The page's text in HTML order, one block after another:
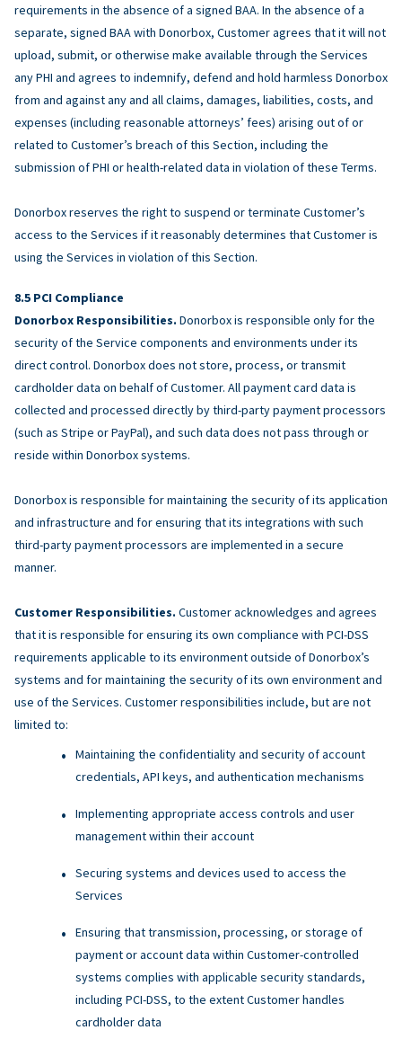
requirements in the absence of a signed BAA. In the absence of a
separate, signed BAA with Donorbox, Customer agrees that it will not
upload, submit, or otherwise make available through the Services
any PHI and agrees to indemnify, defend and hold harmless Donorbox
from and against any and all claims, damages, liabilities, costs, and
expenses (including reasonable attorneys’ fees) arising out of or
related to Customer’s breach of this Section, including the
submission of PHI or health-related data in violation of these Terms.
Donorbox reserves the right to suspend or terminate Customer’s
access to the Services if it reasonably determines that Customer is
using the Services in violation of this Section.
PCI Compliance
Donorbox Responsibilities. Donorbox is responsible only for the
security of the Service components and environments under its
direct control. Donorbox does not store, process, or transmit
cardholder data on behalf of Customer. All payment card data is
collected and processed directly by third-party payment processors
(such as Stripe or PayPal), and such data does not pass through or
reside within Donorbox systems.
Donorbox is responsible for maintaining the security of its application
and infrastructure and for ensuring that its integrations with such
third-party payment processors are implemented in a secure
manner.
Customer Responsibilities. Customer acknowledges and agrees
that it is responsible for ensuring its own compliance with PCI-DSS
requirements applicable to its environment outside of Donorbox’s
systems and for maintaining the security of its own environment and
use of the Services. Customer responsibilities include, but are not
limited to:
Maintaining the confidentiality and security of account
credentials, API keys, and authentication mechanisms
Implementing appropriate access controls and user
management within their account
Securing systems and devices used to access the
Services
Ensuring that transmission, processing, or storage of
payment or account data within Customer-controlled
systems complies with applicable security standards,
including PCI-DSS, to the extent Customer handles
cardholder data